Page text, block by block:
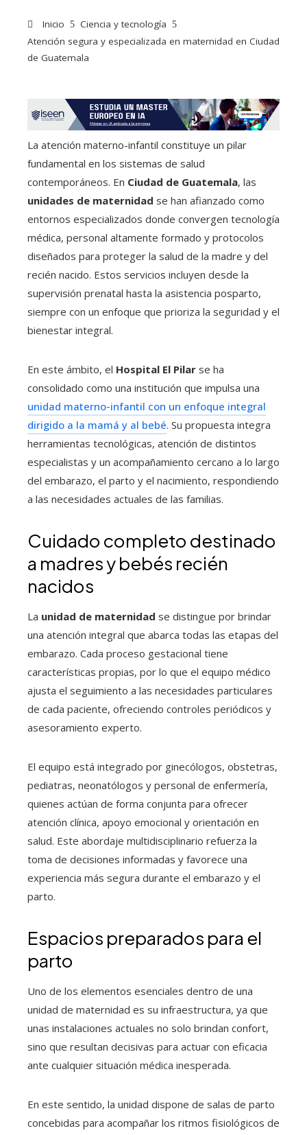
Inicio
Ciencia y tecnología
Atención segura y especializada en maternidad en Ciudad
de Guatemala
La atención materno-infantil constituye un pilar
fundamental en los sistemas de salud
contemporáneos. En Ciudad de Guatemala, las
unidades de maternidad se han afianzado como
entornos especializados donde convergen tecnología
médica, personal altamente formado y protocolos
diseñados para proteger la salud de la madre y del
recién nacido. Estos servicios incluyen desde la
supervisión prenatal hasta la asistencia posparto,
siempre con un enfoque que prioriza la seguridad y el
bienestar integral.
En este ámbito, el Hospital El Pilar se ha
consolidado como una institución que impulsa una
unidad materno-infantil con un enfoque integral
dirigido a la mamá y al bebé. Su propuesta integra
herramientas tecnológicas, atención de distintos
especialistas y un acompañamiento cercano a lo largo
del embarazo, el parto y el nacimiento, respondiendo
a las necesidades actuales de las familias.
Cuidado completo destinado
a madres y bebés recién
nacidos
La unidad de maternidad se distingue por brindar
una atención integral que abarca todas las etapas del
embarazo. Cada proceso gestacional tiene
características propias, por lo que el equipo médico
ajusta el seguimiento a las necesidades particulares
de cada paciente, ofreciendo controles periódicos y
asesoramiento experto.
El equipo está integrado por ginecólogos, obstetras,
pediatras, neonatólogos y personal de enfermería,
quienes actúan de forma conjunta para ofrecer
atención clínica, apoyo emocional y orientación en
salud. Este abordaje multidisciplinario refuerza la
toma de decisiones informadas y favorece una
experiencia más segura durante el embarazo y el
parto.
Espacios preparados para el
parto
Uno de los elementos esenciales dentro de una
unidad de maternidad es su infraestructura, ya que
unas instalaciones actuales no solo brindan confort,
sino que resultan decisivas para actuar con eficacia
ante cualquier situación médica inesperada.
En este sentido, la unidad dispone de salas de parto
concebidas para acompañar los ritmos fisiológicos de